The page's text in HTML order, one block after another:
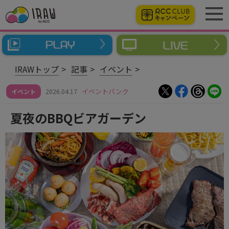
IRAWトップ 記事 イベント
イベント 2026.04.17 イベントバンク
夏夜のBBQビアガーデン